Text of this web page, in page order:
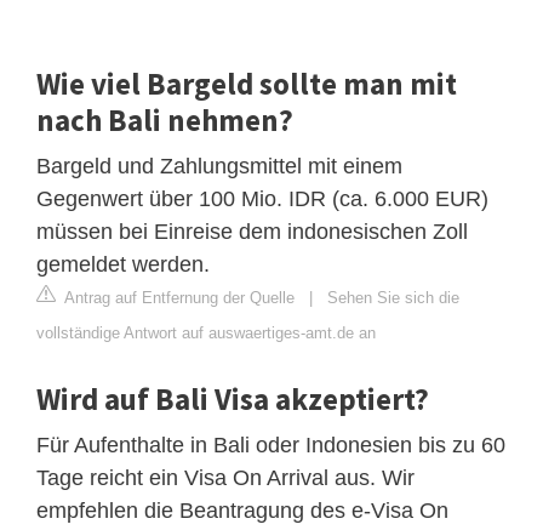
Wie viel Bargeld sollte man mit
nach Bali nehmen?
Bargeld und Zahlungsmittel mit einem
Gegenwert über 100 Mio. IDR (ca. 6.000 EUR)
müssen bei Einreise dem indonesischen Zoll
gemeldet werden.
Antrag auf Entfernung der Quelle
Sehen Sie sich die
vollständige Antwort auf auswaertiges-amt.de an
Wird auf Bali Visa akzeptiert?
Für Aufenthalte in Bali oder Indonesien bis zu 60
Tage reicht ein Visa On Arrival aus. Wir
empfehlen die Beantragung des e-Visa On